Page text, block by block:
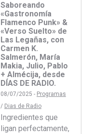
Saboreando
«Gastronomía
Flamenco Punk» &
«Verso Suelto» de
Las Legañas, con
Carmen K.
Salmerón, María
Makia, Julio, Pablo
+ Almécija, desde
DÍAS DE RADIO.
08/07/2025 - Programas
/ Dias de Radio
Ingredientes que
ligan perfectamente,